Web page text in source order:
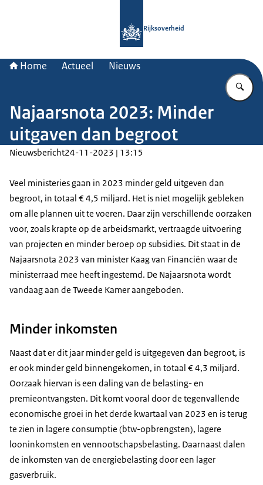
Rijksoverheid
Home Actueel Nieuws
Najaarsnota 2023: Minder
uitgaven dan begroot
Nieuwsbericht24-11-2023 | 13:15
Veel ministeries gaan in 2023 minder geld uitgeven dan
begroot, in totaal € 4,5 miljard. Het is niet mogelijk gebleken
om alle plannen uit te voeren. Daar zijn verschillende oorzaken
voor, zoals krapte op de arbeidsmarkt, vertraagde uitvoering
van projecten en minder beroep op subsidies. Dit staat in de
Najaarsnota 2023 van minister Kaag van Financiën waar de
ministerraad mee heeft ingestemd. De Najaarsnota wordt
vandaag aan de Tweede Kamer aangeboden.
Minder inkomsten
Naast dat er dit jaar minder geld is uitgegeven dan begroot, is
er ook minder geld binnengekomen, in totaal € 4,3 miljard.
Oorzaak hiervan is een daling van de belasting- en
premieontvangsten. Dit komt vooral door de tegenvallende
economische groei in het derde kwartaal van 2023 en is terug
te zien in lagere consumptie (btw-opbrengsten), lagere
looninkomsten en vennootschapsbelasting. Daarnaast dalen
de inkomsten van de energiebelasting door een lager
gasverbruik.